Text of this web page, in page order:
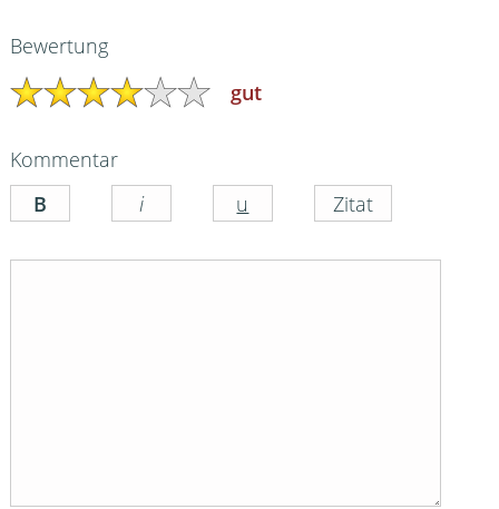
Bewertung
gut
Kommentar